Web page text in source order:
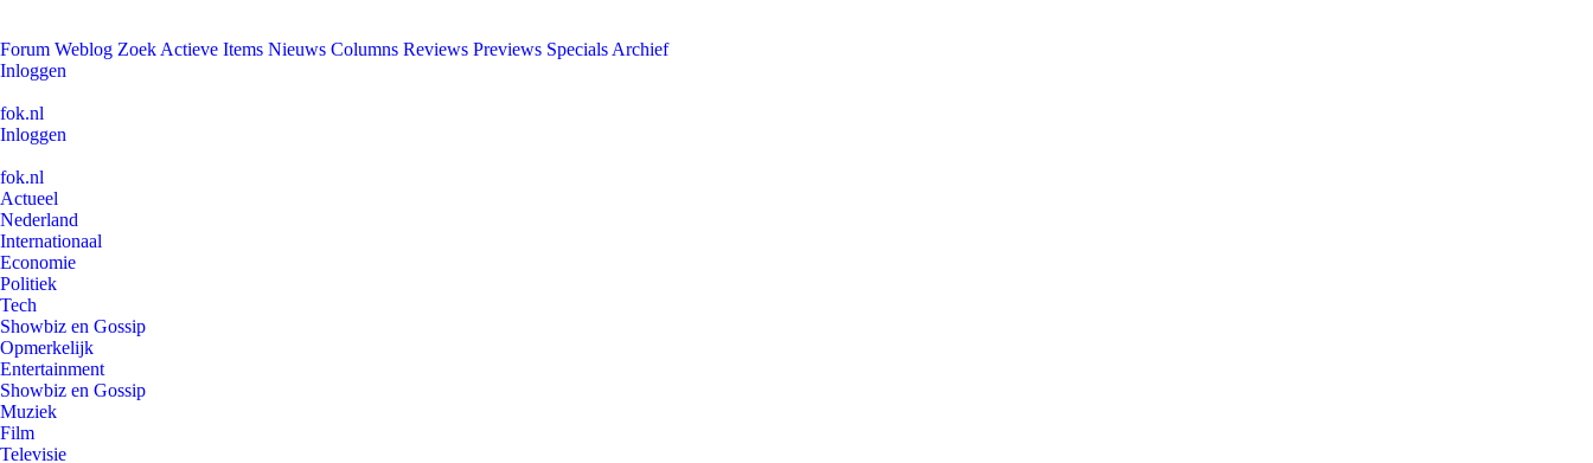
Forum Weblog Zoek Actieve Items Nieuws Columns Reviews Previews Specials Archief
Inloggen
fok.nl
Inloggen
fok.nl
Actueel
Nederland
Internationaal
Economie
Politiek
Tech
Showbiz en Gossip
Opmerkelijk
Entertainment
Showbiz en Gossip
Muziek
Film
Televisie